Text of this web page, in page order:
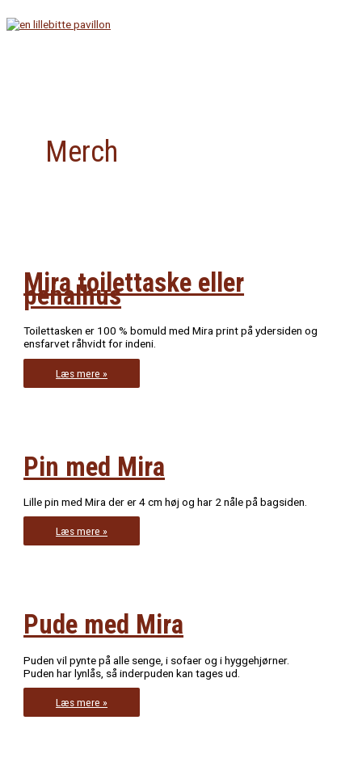
til
Merch
Mira toilettaske eller
penalhus
Toilettasken er 100 % bomuld med Mira print på ydersiden og
ensfarvet råhvidt for indeni.
Mira
toilettaske
eller
Læs mere »
Pin med Mira
Lille pin med Mira der er 4 cm høj og har 2 nåle på bagsiden.
Pin
med
Mira
Læs mere »
Pude med Mira
Puden vil pynte på alle senge, i sofaer og i hyggehjørner.
Puden har lynlås, så inderpuden kan tages ud.
Pude
med
Mira
Læs mere »